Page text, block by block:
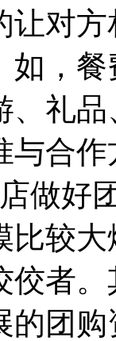
让对
如，
、礼
与合
好
较大
佼者
的团